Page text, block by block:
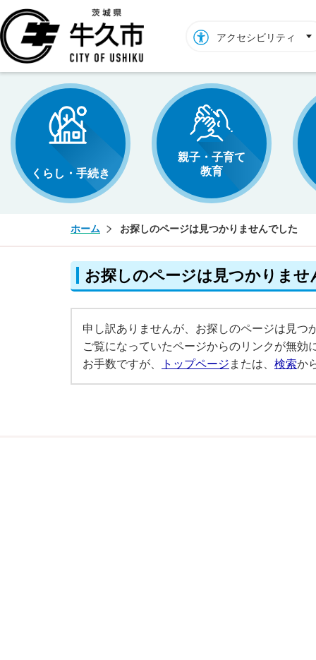
アクセシビリティ
くらし・手続き
親子・子育て
教育
ホーム お探しのページは見つかりませんでした
お探しのページは見つかりませ
申し訳ありませんが、お探しのページは見つ
ご覧になっていたページからのリンクが無
お手数ですが、
トップページ または、 検索か